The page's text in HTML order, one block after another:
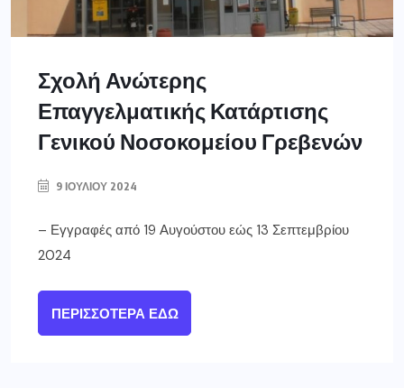
Σχολή Ανώτερης
Επαγγελματικής Κατάρτισης
Γενικού Νοσοκομείου Γρεβενών
9 ΙΟΥΛΊΟΥ 2024
– Εγγραφές από 19 Αυγούστου εώς 13 Σεπτεμβρίου
2024
ΠΕΡΙΣΣΌΤΕΡΑ ΕΔΏ